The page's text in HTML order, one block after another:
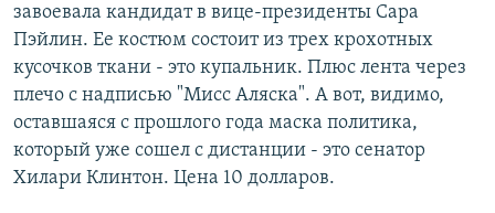
завоевала кандидат в вице-президенты Сара
Пэйлин. Ее костюм состоит из трех крохотных
кусочков ткани - это купальник. Плюс лента через
плечо с надписью "Мисс Аляска". А вот, видимо,
оставшаяся с прошлого года маска политика,
который уже сошел с дистанции - это сенатор
Хилари Клинтон. Цена 10 долларов.